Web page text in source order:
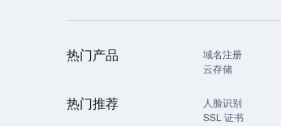
热门产品 域名注册
云存储
热门推荐 人脸识别
SSL 证书